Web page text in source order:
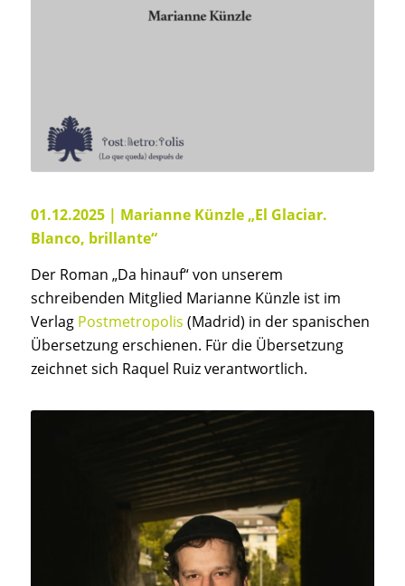
01.12.2025 | Marianne Künzle „El Glaciar.
Blanco, brillante“
Der Roman „Da hinauf“ von unserem
schreibenden Mitglied Marianne Künzle ist im
Verlag Postmetropolis (Madrid) in der spanischen
Übersetzung erschienen. Für die Übersetzung
zeichnet sich Raquel Ruiz verantwortlich.